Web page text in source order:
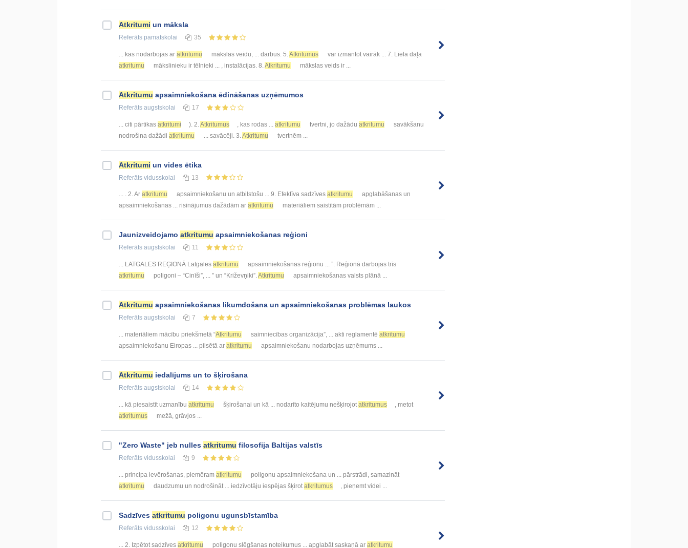
Atkritumi un māksla
Referāts pamatskolai 35
... kas nodarbojas ar atkritumu mākslas veidu, ... darbus. 5. Atkritumus
var izmantot vairāk ... 7. Liela daļa
atkritumu
mākslinieku ir tēlnieki ... , instalācijas. 8. Atkritumu mākslas veids ir ...
Atkritumu apsaimniekošana ēdināšanas uzņēmumos
Referāts augstskolai 17
... citi pārtikas atkritumi ). 2. Atkritumus , kas rodas ... atkritumu tvertni, jo dažādu atkritumu
savākšanu
nodrošina dažādi atkritumu ... savācēji. 3. Atkritumu tvertnēm ...
Atkritumi un vides ētika
Referāts vidusskolai 13
... . 2. Ar atkritumu apsaimniekošanu un atbilstošu ... 9. Efektīva sadzīves atkritumu
apglabāšanas un
apsaimniekošanas ... risinājumus dažādām ar atkritumu materiāliem saistītām problēmām ...
Jaunizveidojamo atkritumu apsaimniekošanas reģioni
Referāts augstskolai 11
... LATGALES REĢIONĀ Latgales atkritumu
apsaimniekošanas reģionu ... ”. Reģionā darbojas trīs
atkritumu
poligoni – “Cinīši”, ... ” un “Križevņiki”.Atkritumu apsaimniekošanas valsts plānā ...
Atkritumu apsaimniekošanas likumdošana un apsaimniekošanas problēmas laukos
Referāts augstskolai 7
... materiāliem mācību priekšmetā “Atkritumu saimniecības organizācija”, ... akti reglamentē atkritumu
apsaimniekošanu Eiropas ... pilsētā ar atkritumu apsaimniekošanu nodarbojas uzņēmums ...
Atkritumu iedalījums un to šķirošana
Referāts augstskolai 14
... kā piesaistīt uzmanību atkritumu šķirošanai un kā ... nodarīto kaitējumu nešķirojotatkritumus
, metot
atkritumus
mežā, grāvjos ...
"Zero Waste" jeb nulles atkritumu filosofija Baltijas valstīs
Referāts vidusskolai 9
... principa ievērošanas, piemēram atkritumu
poligonu apsaimniekošana un ... pārstrādi, samazināt
atkritumu
daudzumu un nodrošināt ... iedzīvotāju iespējas šķirot atkritumus , pieņemt videi ...
Sadzīves atkritumu poligonu ugunsbīstamība
Referāts vidusskolai 12
... 2. Izpētot sadzīves atkritumu poligonu slēgšanas noteikumus ... apglabāt saskaņā ar atkritumu